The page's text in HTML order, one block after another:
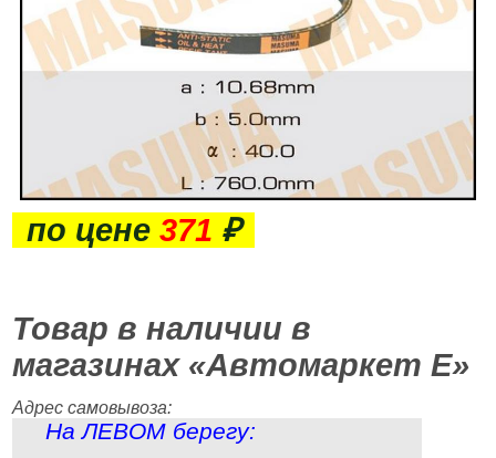
по цене371 ₽
Товар в наличии в
магазинах «Автомаркет Е»
Адрес самовывоза:
На ЛЕВОМ берегу: